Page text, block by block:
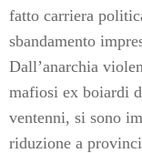
fatto carriera
sbandamento
Dall’anarchia
mafiosi ex boiardi
ventenni, si sono
riduzione a